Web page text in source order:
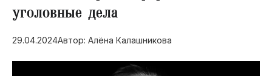
Благоустройство
уголовные дела
29.04.2024Автор: Алёна Калашникова